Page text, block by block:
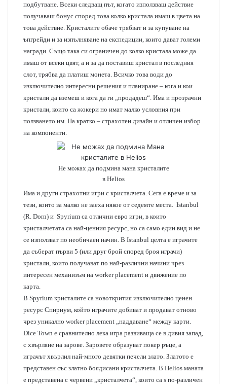
подбутване. Всеки следващ път, когато използваш действие
получаваш бонус според това колко кристала имаш в цвета на
това действие. Кристалите обаче трябват и за купуване на
ъпгрейди и за изпълняване на експедиции, които дават големи
награди. Също така си ограничен до колко кристала може да
имаш от всеки цвят, а и за да поставиш кристал в последния
слот, трябва да платиш монета. Всичко това води до
изключително интересни решения и планиране – кога и кои
кристали да вземеш и кога да ги „продадеш“. Има и прозрачни
кристали, които са жокери но имат малко условния при
ползването им. На кратко – страхотен дизайн и отличен избор
на компоненти.
Не можах да подмина мана кристалите
в Helios
Има и други страхотни игри с кристалчета. Сега е време и за
тези, които за малко не заеха някое от седемте места. Istanbul
(R. Dorn) и Spyrium са отлични евро игри, в които
кристалчетата са най-ценния ресурс, но са само един вид и не
се използват по необичаен начин. В Istanbul целта е играчите
да съберат първи 5 (или друг брой според броя играчи)
кристали, които получават по най-различни начини чрез
интересен механизъм на worker placement и движение по
карта.
В Spyrium кристалите са новоткрития изключително ценен
ресурс Спириум, който играчите добиват и продават отново
чрез уникално worker placement „наддаване“ между карти.
Dice Town е сравнително лека игра развиваща се в дивия запад,
с хвърляне на зарове. Заровете образуват покер ръце, а
играчът хвърлил най-много девятки печели злато. Златото е
представен със златно боядисани кристалчета. В Helios маната
е представена с червени „кристалчета“, които са s по-различен